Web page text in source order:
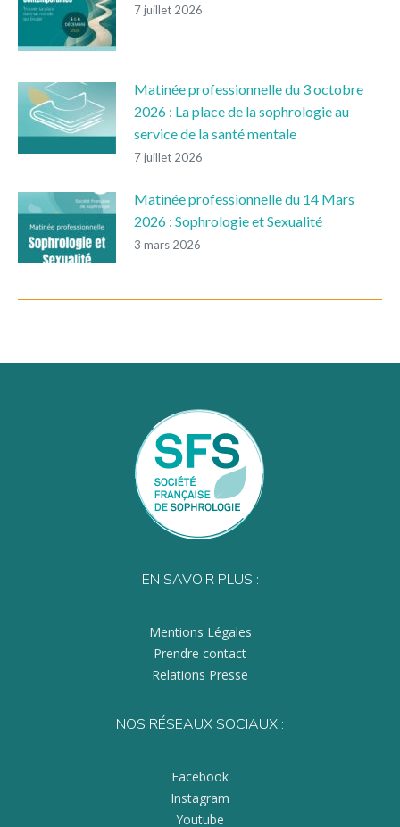
7 juillet 2026
Matinée professionnelle du 3 octobre
2026 : La place de la sophrologie au
service de la santé mentale
7 juillet 2026
Matinée professionnelle du 14 Mars
2026 : Sophrologie et Sexualité
3 mars 2026
EN SAVOIR PLUS :
Mentions Légales
Prendre contact
Relations Presse
NOS RÉSEAUX SOCIAUX :
Facebook
Instagram
Youtube